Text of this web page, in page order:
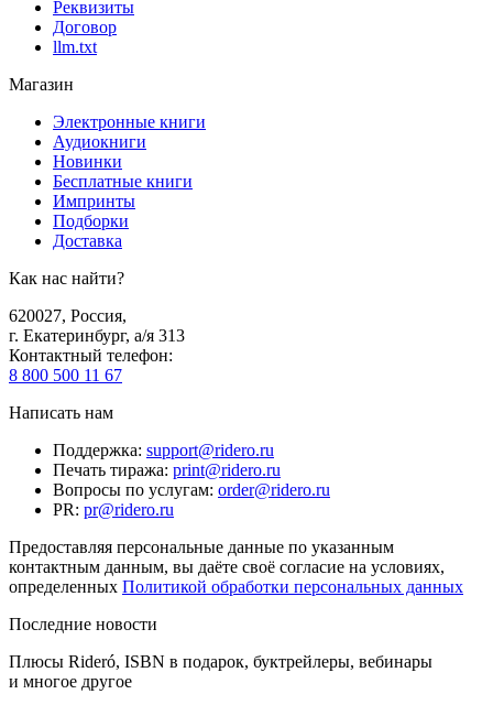
Реквизиты
Договор
llm.txt
Магазин
Электронные книги
Аудиокниги
Новинки
Бесплатные книги
Импринты
Подборки
Доставка
Как нас найти?
620027, Россия,
г. Екатеринбург, а/я 313
Контактный телефон:
8 800 500 11 67
Написать нам
Поддержка: support@ridero.ru
Печать тиража: print@ridero.ru
Вопросы по услугам: order@ridero.ru
PR: pr@ridero.ru
Предоставляя персональные данные по указанным
контактным данным, вы даёте своё согласие на условиях,
определенных Политикой обработки персональных данных
Последние новости
Плюсы Rideró, ISBN в подарок, буктрейлеры, вебинары
и многое другое